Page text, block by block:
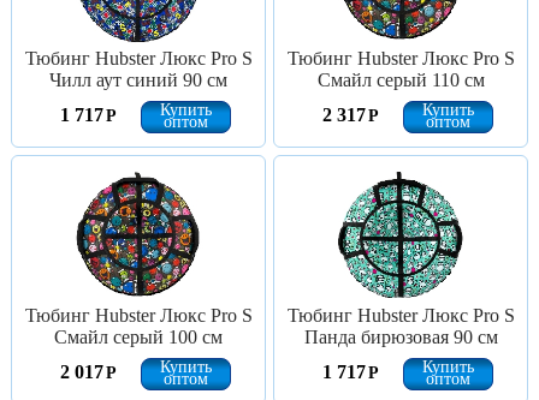
Тюбинг Hubster Люкс Pro S
Чилл аут синий 90 см
1 717Р Купить
оптом
Тюбинг Hubster Люкс Pro S
Смайл серый 110 см
2 317Р Купить
оптом
Тюбинг Hubster Люкс Pro S
Смайл серый 100 см
2 017Р Купить
оптом
Тюбинг Hubster Люкс Pro S
Панда бирюзовая 90 см
1 717Р Купить
оптом